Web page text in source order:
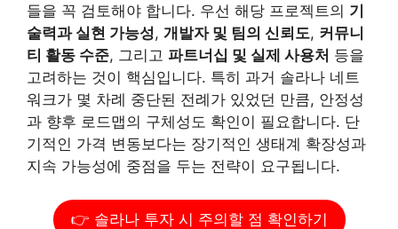
들을 꼭 검토해야 합니다. 우선 해당 프로젝트의 기
술력과 실현 가능성, 개발자 및 팀의 신뢰도, 커뮤니
티 활동 수준, 그리고 파트너십 및 실제 사용처 등을
고려하는 것이 핵심입니다. 특히 과거 솔라나 네트
워크가 몇 차례 중단된 전례가 있었던 만큼, 안정성
과 향후 로드맵의 구체성도 확인이 필요합니다. 단
기적인 가격 변동보다는 장기적인 생태계 확장성과
지속 가능성에 중점을 두는 전략이 요구됩니다.
👉 솔라나 투자 시 주의할 점 확인하기